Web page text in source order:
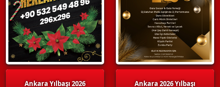
Ankara Yılbaşı 2026 Ankara 2026 Yılbaşı